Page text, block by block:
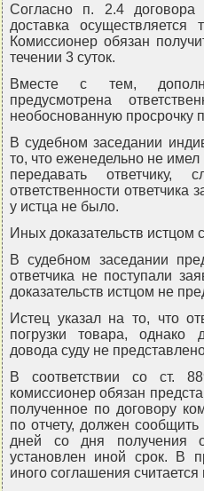
Согласно п. 2.4
доставка осуществляется
Комиссионер обязан
течении 3 суток.
Вместе с тем,
предусмотрена
необоснованную просрочку
В судебном заседании
то, что еженедельно не
передавать ответчику,
ответственности ответчика
у истца не было.
Иных доказательств истцом
В судебном заседании
ответчика не поступали
доказательств истцом не
Истец указал на то, что
погрузки товара, однако
довода суду не
В соответствии со ст.
комиссионер обязан
полученное по договору
по отчету, должен
дней со дня получения
установлен иной срок. В
иного соглашения